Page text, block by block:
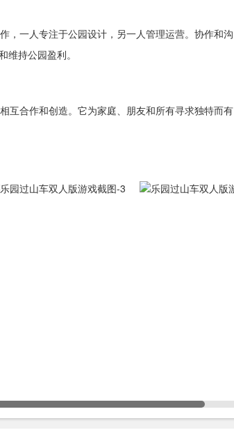
一人专注于公园设计，另一人管理运营。协作和沟
持公园盈利。
互合作和创造。它为家庭、朋友和所有寻求独特而有